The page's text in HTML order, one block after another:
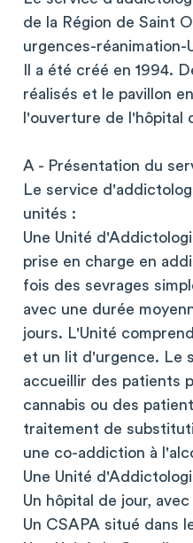
de la Région de Saint
urgences-réanimation-
Il a été créé en 1994.
réalisés et le pavillon
l'ouverture de l'hôpital
A - Présentation du
Le service
unités :
Une Unité
prise en charge en
fois des sevrages
avec une durée
jours. L'Unité
et un lit d'urgence. Le
accueillir des patients
cannabis ou des
traitement de
une co-addiction à
Une Unité
Un hôpital de jour,
Un CSAPA situé dans